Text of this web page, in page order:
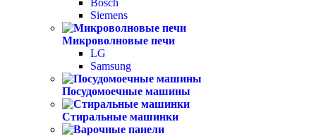
Bosch
Siemens
Микроволновые печи
LG
Samsung
Посудомоечные машины
Стиральные машинки